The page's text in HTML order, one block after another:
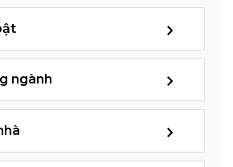
ngành